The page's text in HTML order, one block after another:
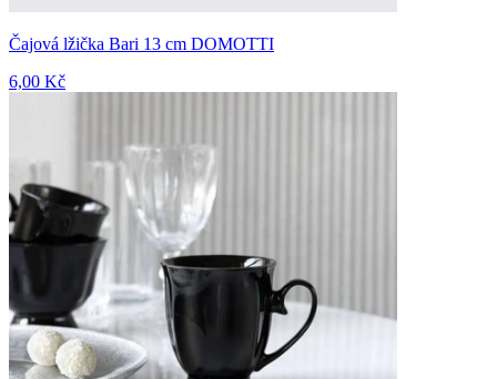
Čajová lžička Bari 13 cm DOMOTTI
6,00 Kč